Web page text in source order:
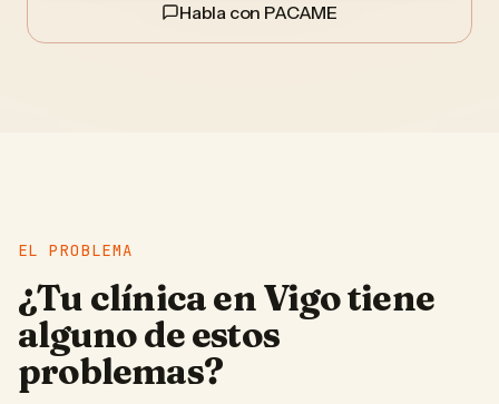
Habla con PACAME
EL PROBLEMA
¿Tu clínicaenVigotiene
alguno de estos
problemas?